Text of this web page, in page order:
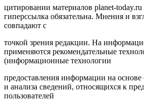
цитировании материалов planet-today.ru
гиперссылка обязательна. Мнения и
совпадают с
точкой зрения редакции. На
применяются рекомендательные
(информационные технологии
предоставления информации на основе
и анализа сведений, относящихся к
пользователей